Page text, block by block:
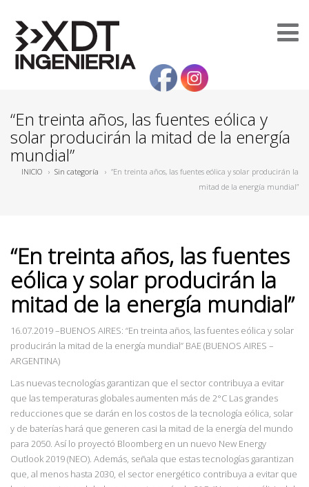
“En treinta años, las fuentes eólica y
solar producirán la mitad de la energía
mundial”
INICIO › Sin categoría › “En treinta años, las fuentes eólica y solar producirán la
mitad de la energía mundial”
“En treinta años, las fuentes
eólica y solar producirán la
mitad de la energía mundial”
16.07.2019–BUENOS AIRES: “En treinta años, las fuentes eólica y solar
producirán la mitad de la energía mundial” BAE (BUENOS AIRES –
ARGENTINA)
Las nuevas tecnologías garantizan que el sector contribuya a evitar
que las temperaturas globales aumenten más de 2°C Las grandes
reducciones que se darán en los costos de la tecnología eólica, solar
y de baterías hará que generen casi la mitad de la energía del mundo
para 2050. Así lo proyectó Bloomberg en un nuevo New Energy
Outlook 2019 (NEO). Además, señala que estas tecnologías garantizan
que, al menos hasta 2030, el sector energético contribuya a evitar que